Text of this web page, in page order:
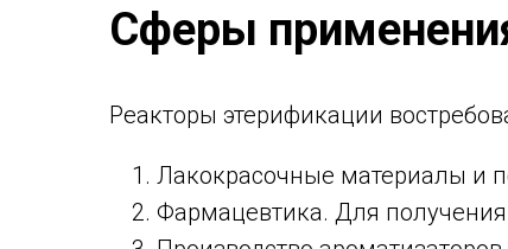
Сферы
Реакторы этерификации
Лакокрасочные материалы и
Фармацевтика. Для